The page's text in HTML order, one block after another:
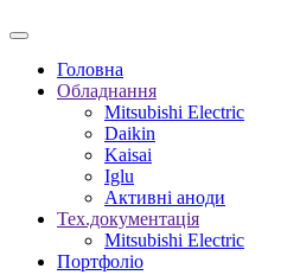
Головна
Обладнання
Mitsubishi Electric
Daikin
Kaisai
Iglu
Активні аноди
Тех.документація
Mitsubishi Electric
Портфоліо